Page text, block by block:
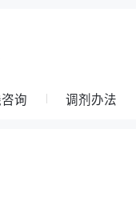
询 调剂办法